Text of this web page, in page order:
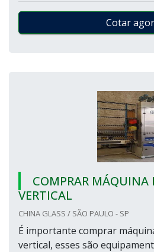
Cotar
COMPRAR MÁQUINA
VERTICAL
CHINA GLASS / SÃO PAULO - SP
É importante comprar
vertical, esses são